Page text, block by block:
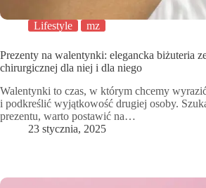
Lifestyle mz
Prezenty na walentynki: elegancka biżuteria
chirurgicznej dla niej i dla niego
Walentynki to czas, w którym chcemy
i podkreślić wyjątkowość drugiej osoby.
prezentu, warto postawić na…
23 stycznia, 2025